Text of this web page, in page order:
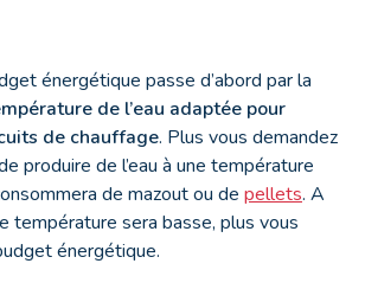
énergétique passe d’abord par la
de l’eau adaptée pour
de chauffage. Plus vous demandez
produire de l’eau à une température
de mazout ou de pellets. A
température sera basse, plus vous
énergétique.